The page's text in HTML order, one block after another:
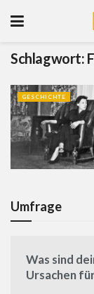
Schlagwort:
GESCHICHTE
Umfrage
Was sind
Ursachen